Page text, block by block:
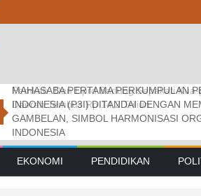
MAHASABA PERTAMA PERKUMPULAN
INDONESIA (P3I) DITANDAI DENGAN
GAMBELAN, SIMBOL HARMONISASI
INDONESIA
Bupati Dukung Pramuka Kwarcab
Jambore Nasional
Pemkab. Dan Dprd Badung Sepakati
Daerah Tembus Rp 14,2 Triliun
EKONOMI PENDIDIKAN